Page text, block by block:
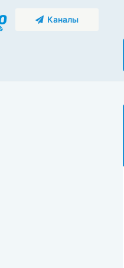
Каналы